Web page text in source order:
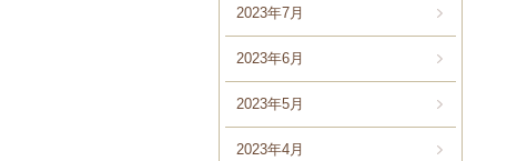
2023年7月
2023年6月
2023年5月
2023年4月